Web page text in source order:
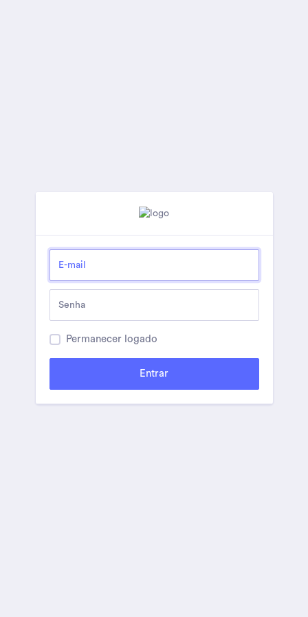
Permanecer logado
Entrar